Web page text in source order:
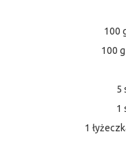
100
100 g
5
1
1